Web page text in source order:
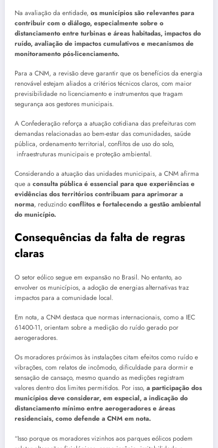
Na avaliação da entidade, os municípios são relevantes para
contribuir com o diálogo, especialmente sobre o
distanciamento entre turbinas e áreas habitadas, impactos do
ruído, avaliação de impactos cumulativos e mecanismos de
monitoramento pós-licenciamento.
Para a CNM, a revisão deve garantir que os benefícios da energia
renovável estejam aliados a critérios técnicos claros, com maior
previsibilidade no licenciamento e instrumentos que tragam
segurança aos gestores municipais.
A Confederação reforça a atuação cotidiana das prefeituras com
demandas relacionadas ao bem-estar das comunidades, saúde
pública, ordenamento territorial, conflitos de uso do solo,
infraestruturas municipais e proteção ambiental.
Considerando a atuação das unidades municipais, a CNM afirma
que a consulta pública é essencial para que experiências e
evidências dos territórios contribuam para aprimorar a
norma, reduzindo conflitos e fortalecendo a gestão ambiental
do município.
Consequências da falta de regras
claras
O setor eólico segue em expansão no Brasil. No entanto, ao
envolver os municípios, a adoção de energias alternativas traz
impactos para a comunidade local.
Em nota, a CNM destaca que normas internacionais, como a IEC
61400-11, orientam sobre a medição do ruído gerado por
aerogeradores.
Os moradores próximos às instalações citam efeitos como ruído e
vibrações, com relatos de incômodo, dificuldade para dormir e
sensação de cansaço, mesmo quando as medições registram
valores dentro dos limites permitidos. Por isso, a participação dos
municípios deve considerar, em especial, a indicação do
distanciamento mínimo entre aerogeradores e áreas
residenciais, como defende a CNM em nota.
“Isso porque os moradores vizinhos aos parques eólicos podem